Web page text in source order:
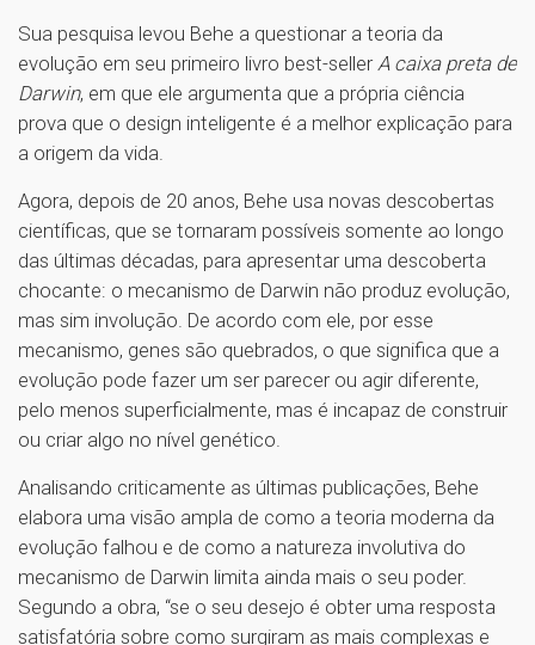
Sua pesquisa levou Behe a questionar a teoria da
evolução em seu primeiro livro best-seller A caixa preta de
Darwin, em que ele argumenta que a própria ciência
prova que o design inteligente é a melhor explicação para
a origem da vida.
Agora, depois de 20 anos, Behe usa novas descobertas
científicas, que se tornaram possíveis somente ao longo
das últimas décadas, para apresentar uma descoberta
chocante: o mecanismo de Darwin não produz evolução,
mas sim involução. De acordo com ele, por esse
mecanismo, genes são quebrados, o que significa que a
evolução pode fazer um ser parecer ou agir diferente,
pelo menos superficialmente, mas é incapaz de construir
ou criar algo no nível genético.
Analisando criticamente as últimas publicações, Behe
elabora uma visão ampla de como a teoria moderna da
evolução falhou e de como a natureza involutiva do
mecanismo de Darwin limita ainda mais o seu poder.
Segundo a obra, “se o seu desejo é obter uma resposta
satisfatória sobre como surgiram as mais complexas e